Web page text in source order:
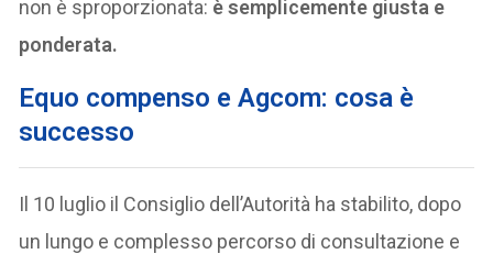
non è sproporzionata: è semplicemente giusta e
ponderata.
Equo compenso e Agcom: cosa è
successo
Il 10 luglio il Consiglio dell’Autorità ha stabilito, dopo
un lungo e complesso percorso di consultazione e